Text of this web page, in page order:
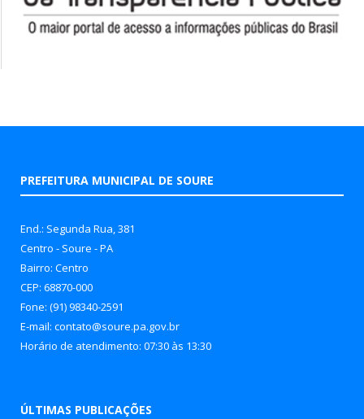
PREFEITURA MUNICIPAL DE SOURE
End.: Segunda Rua, 381
Centro - Soure - PA
Bairro: Centro
CEP: 68870-000
Fone: (91) 98340-2591
E-mail: contato@soure.pa.gov.br
Horário de atendimento: 07:30 às 13:30
ÚLTIMAS PUBLICAÇÕES